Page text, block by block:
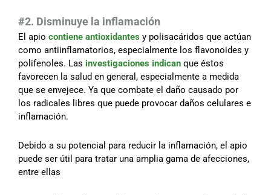
#2. Disminuye la inflamación
El apio contiene antioxidantes y polisacáridos que actúan
como antiinflamatorios, especialmente los flavonoides y
polifenoles. Las investigaciones indican que éstos
favorecen la salud en general, especialmente a medida
que se envejece. Ya que combate el daño causado por
los radicales libres que puede provocar daños celulares e
inflamación.
Debido a su potencial para reducir la inflamación, el apio
puede ser útil para tratar una amplia gama de afecciones,
entre ellas